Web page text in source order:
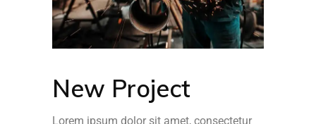
New Project
Lorem ipsum dolor sit amet, consectetur